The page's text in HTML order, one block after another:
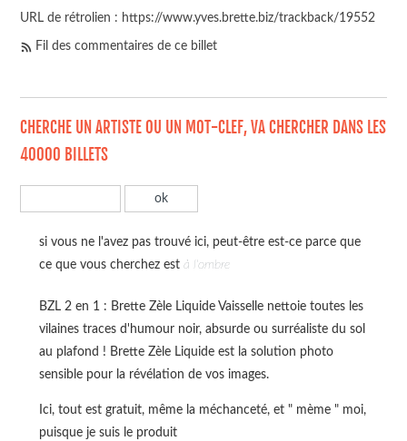
URL de rétrolien : https://www.yves.brette.biz/trackback/19552
Fil des commentaires de ce billet
CHERCHE UN ARTISTE OU UN MOT-CLEF, VA CHERCHER DANS LES
40000 BILLETS
si vous ne l'avez pas trouvé ici, peut-être est-ce parce que
ce que vous cherchez est à l'ombre
BZL 2 en 1 : Brette Zèle Liquide Vaisselle nettoie toutes les
vilaines traces d'humour noir, absurde ou surréaliste du sol
au plafond ! Brette Zèle Liquide est la solution photo
sensible pour la révélation de vos images.
Ici, tout est gratuit, même la méchanceté, et " mème " moi,
puisque je suis le produit